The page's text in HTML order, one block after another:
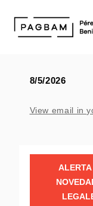
8/5/2026
View email in
ALERTA